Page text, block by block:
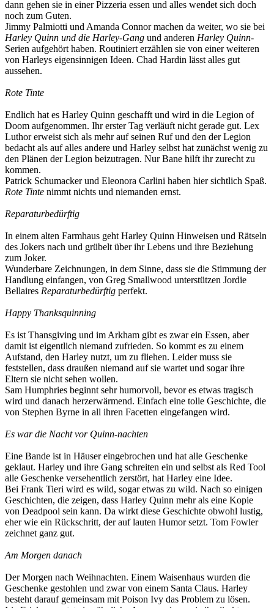
dann gehen sie in einer Pizzeria essen und alles wendet sich doch
noch zum Guten.
Jimmy Palmiotti und Amanda Connor machen da weiter, wo sie bei
Harley Quinn und die Harley-Gang und anderen Harley Quinn-
Serien aufgehört haben. Routiniert erzählen sie von einer weiteren
von Harleys eigensinnigen Ideen. Chad Hardin lässt alles gut
aussehen.
Rote Tinte
Endlich hat es Harley Quinn geschafft und wird in die Legion of
Doom aufgenommen. Ihr erster Tag verläuft nicht gerade gut. Lex
Luthor erweist sich als mehr auf seinen Ruf und den der Legion
bedacht als auf alles andere und Harley selbst hat zunächst wenig zu
den Plänen der Legion beizutragen. Nur Bane hilft ihr zurecht zu
kommen.
Patrick Schumacker und Eleonora Carlini haben hier sichtlich Spaß.
Rote Tinte nimmt nichts und niemanden ernst.
Reparaturbedürftig
In einem alten Farmhaus geht Harley Quinn Hinweisen und Rätseln
des Jokers nach und grübelt über ihr Lebens und ihre Beziehung
zum Joker.
Wunderbare Zeichnungen, in dem Sinne, dass sie die Stimmung der
Handlung einfangen, von Greg Smallwood unterstützen Jordie
Bellaires Reparaturbedürftig perfekt.
Happy Thanksquinning
Es ist Thansgiving und im Arkham gibt es zwar ein Essen, aber
damit ist eigentlich niemand zufrieden. So kommt es zu einem
Aufstand, den Harley nutzt, um zu fliehen. Leider muss sie
feststellen, dass draußen niemand auf sie wartet und sogar ihre
Eltern sie nicht sehen wollen.
Sam Humphries beginnt sehr humorvoll, bevor es etwas tragisch
wird und danach herzerwärmend. Einfach eine tolle Geschichte, die
von Stephen Byrne in all ihren Facetten eingefangen wird.
Es war die Nacht vor Quinn-nachten
Eine Bande ist in Häuser eingebrochen und hat alle Geschenke
geklaut. Harley und ihre Gang schreiten ein und selbst als Red Tool
alle Geschenke versehentlich zerstört, hat Harley eine Idee.
Bei Frank Tieri wird es wild, sogar etwas zu wild. Nach so einigen
Geschichten, die zeigen, dass Harley Quinn mehr als eine Kopie
von Deadpool sein kann. Da wirkt diese Geschichte obwohl lustig,
eher wie ein Rückschritt, der auf lauten Humor setzt. Tom Fowler
zeichnet ganz gut.
Am Morgen danach
Der Morgen nach Weihnachten. Einem Waisenhaus wurden die
Geschenke gestohlen und zwar von einem Santa Claus. Harley
besteht darauf gemeinsam mit Poison Ivy das Problem zu lösen.